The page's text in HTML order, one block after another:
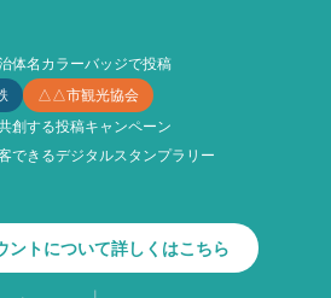
体名カラーバッジで投稿
△△市観光協会
創する投稿キャンペーン
できるデジタルスタンプラリー
ントについて詳しくはこちら